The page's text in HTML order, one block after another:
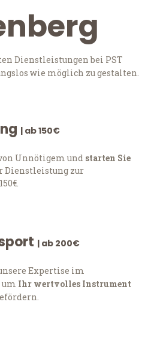
Dienstleistungen bei PST
wie möglich zu gestalten.
| ab 150€
Unnötigem und starten Sie
Dienstleistung zur
| ab 200€
Expertise im
um Ihr wertvolles Instrument